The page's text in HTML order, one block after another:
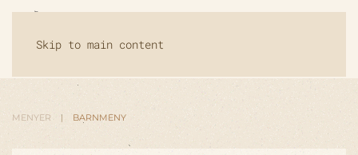
Skip to main content
MENYER BARNMENY